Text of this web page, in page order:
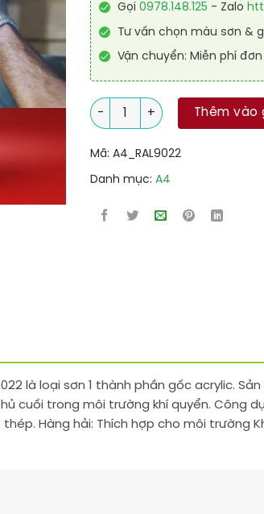
Gọi 0978.148.125 - Zalo
Tư vấn chọn màu sơn &
Vận chuyển: Miễn phí
Sơn Acrylic 2IN1 (Lót + phủ)
Thêm vào
Mã: A4_RAL9022
Danh mục: A4
9022 là loại sơn 1 thành phần gốc acrylic.
cuối trong môi trường khí quyển. Công
Hàng hải: Thích hợp cho môi trường